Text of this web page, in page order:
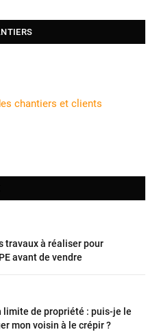
travaux à réaliser pour
avant de vendre
limite de propriété : puis-je le
mon voisin à le crépir ?